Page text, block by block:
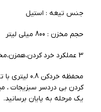
جنس تیغه : استیل
حجم مخزن : 800 میلی لیتر
3 عملکرد خرد کردن،همزن،مخلوط کردن
محفظه
کردن بی دردسر سبزیجات ،
یک مرحله به پایان برسانید.